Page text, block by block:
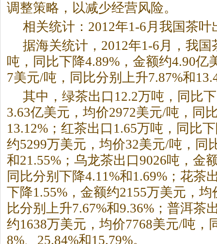
调整策略，以减少经营风险。
相关统计：2012年1-6月我国茶
据海关统计，2012年1-6月，我国
吨，同比下降4.89%，金额约4.90亿
7美元/吨，同比分别上升7.87%和
其中，绿茶出口12.2万吨，同比
3.63亿美元，均价2972美元/吨，同
13.12%；红茶出口1.65万吨，同比
约5299万美元，均价32美元/吨，同
和21.55%；乌龙茶出口9026吨，金
同比分别下降4.11%和1.69%；花茶
下降1.55%，金额约2155万美元，
比分别上升7.67%和9.36%；普洱茶
约1638万美元，均价7768美元/吨，
8%、25.84%和15.79%。